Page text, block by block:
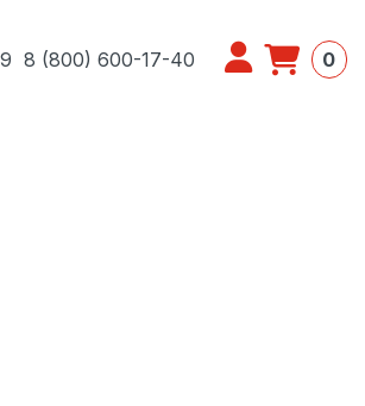
8 (800) 600-17-40 0